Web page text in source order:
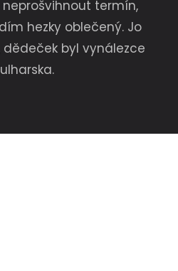
termín,
hezky oblečený. Jo
dědeček byl vynálezce